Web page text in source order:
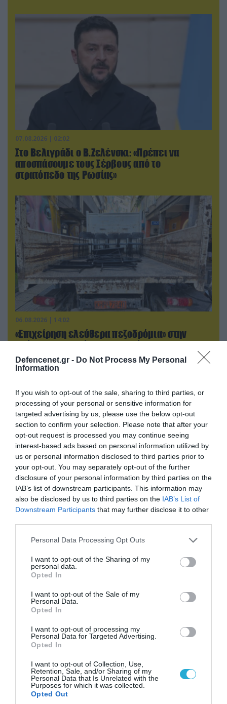
Defencenet.gr - Do Not Process My Personal
Information
If you wish to opt-out of the sale, sharing to third parties, or
processing of your personal or sensitive information for
targeted advertising by us, please use the below opt-out
section to confirm your selection. Please note that after your
opt-out request is processed you may continue seeing
interest-based ads based on personal information utilized by
us or personal information disclosed to third parties prior to
your opt-out. You may separately opt-out of the further
disclosure of your personal information by third parties on the
IAB’s list of downstream participants. This information may
also be disclosed by us to third parties on the IAB’s List of
Downstream Participants that may further disclose it to other
Please note that this website/app uses one or more Google
not limited to your visit or usage behaviour. You may click to
grant or deny consent to Google and its third-party tags to
use your data for below specified purposes in below Google
consent section.
Personal Data Processing Opt Outs
I want to opt-out of the Sharing of my
personal data.
Opted In
I want to opt-out of the Sale of my
Personal Data.
Opted In
I want to opt-out of processing my
Personal Data for Targeted Advertising.
Opted In
I want to opt-out of Collection, Use,
Retention, Sale, and/or Sharing of my
Personal Data that Is Unrelated with the
Purposes for which it was collected.
Opted Out
07.08.2026 | 02:02
Στο Βελιγράδι ο Β.Ζελένσκι: «Πρέπει να
αποσπάσουμε τους Σέρβους από το
στρατόπεδο της Ρωσίας»
06.08.2026 | 14:02
«Επιχείρηση ελεύθερα πεζοδρόμια» στην
Αθήνα: Απομακρύνθηκαν παράνομα
αντικείμενα από κοινόχρηστους χώρους
07.08.2026 | 08:02
Οι ρωσικές δυνάμεις απέχουν μόλις 5 χλμ.
από Σλαβιάνσκ και Κραματόρσκ στο Ντονέτσκ
ΠΟΛΙΤΙΚΗ